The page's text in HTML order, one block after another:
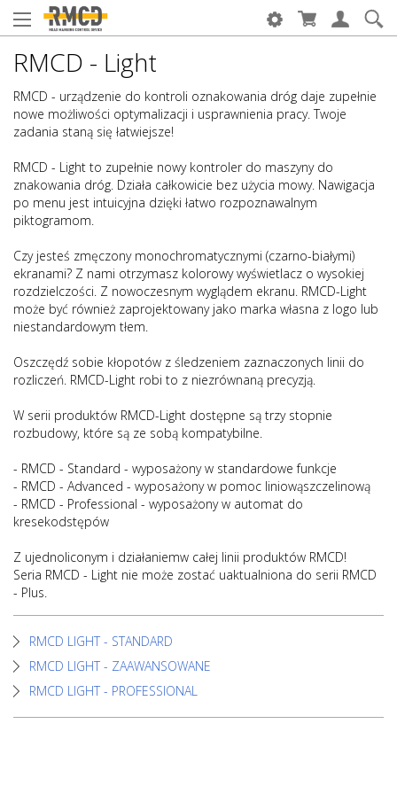
RMCD - Light
RMCD - urządzenie do kontroli oznakowania dróg daje zupełnie
nowe możliwości optymalizacji i usprawnienia pracy. Twoje
zadania staną się łatwiejsze!
RMCD - Light to zupełnie nowy kontroler do maszyny do
znakowania dróg. Działa całkowicie bez użycia mowy. Nawigacja
po menu jest intuicyjna dzięki łatwo rozpoznawalnym
piktogramom.
Czy jesteś zmęczony monochromatycznymi (czarno-białymi)
ekranami? Z nami otrzymasz kolorowy wyświetlacz o wysokiej
rozdzielczości. Z nowoczesnym wyglądem ekranu. RMCD-Light
może być również zaprojektowany jako marka własna z logo lub
niestandardowym tłem.
Oszczędź sobie kłopotów z śledzeniem zaznaczonych linii do
rozliczeń. RMCD-Light robi to z niezrównaną precyzją.
W serii produktów RMCD-Light dostępne są trzy stopnie
rozbudowy, które są ze sobą kompatybilne.
- RMCD - Standard - wyposażony w standardowe funkcje
- RMCD - Advanced - wyposażony w pomoc liniowąszczelinową
- RMCD - Professional - wyposażony w automat do
kresekodstępów
Z ujednoliconym i działaniemw całej linii produktów RMCD!
Seria RMCD - Light nie może zostać uaktualniona do serii RMCD
- Plus.
RMCD LIGHT - STANDARD
RMCD LIGHT - ZAAWANSOWANE
RMCD LIGHT - PROFESSIONAL